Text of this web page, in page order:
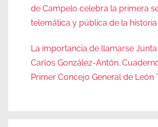
de Campelo celebra la primera
telemática y pública de la historia
La importancia de llamarse Junta
Carlos González-Antón.
Primer Concejo General de León